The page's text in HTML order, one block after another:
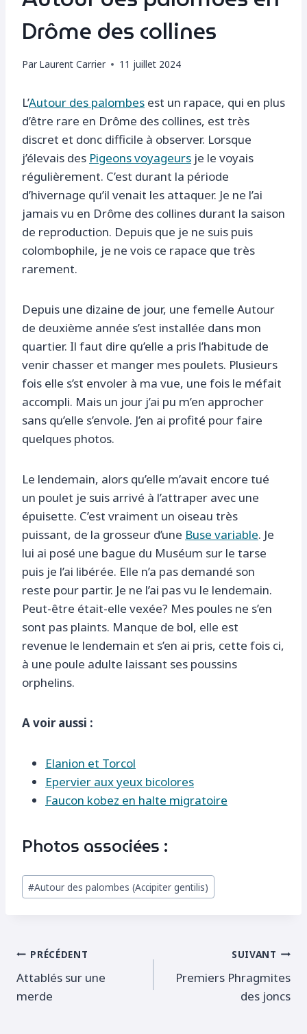
Drôme des collines
Par Laurent Carrier 11 juillet 2024
L’Autour des palombes est un rapace, qui en plus
d’être rare en Drôme des collines, est très
discret et donc difficile à observer. Lorsque
j’élevais des Pigeons voyageurs je le voyais
régulièrement. C’est durant la période
d’hivernage qu’il venait les attaquer. Je ne l’ai
jamais vu en Drôme des collines durant la saison
de reproduction. Depuis que je ne suis puis
colombophile, je ne vois ce rapace que très
rarement.
Depuis une dizaine de jour, une femelle Autour
de deuxième année s’est installée dans mon
quartier. Il faut dire qu’elle a pris l’habitude de
venir chasser et manger mes poulets. Plusieurs
fois elle s’st envoler à ma vue, une fois le méfait
accompli. Mais un jour j’ai pu m’en approcher
sans qu’elle s’envole. J’en ai profité pour faire
quelques photos.
Le lendemain, alors qu’elle m’avait encore tué
un poulet je suis arrivé à l’attraper avec une
épuisette. C’est vraiment un oiseau très
puissant, de la grosseur d’une Buse variable. Je
lui ai posé une bague du Muséum sur le tarse
puis je l’ai libérée. Elle n’a pas demandé son
reste pour partir. Je ne l’ai pas vu le lendemain.
Peut-être était-elle vexée? Mes poules ne s’en
sont pas plaints. Manque de bol, elle est
revenue le lendemain et s’en ai pris, cette fois ci,
à une poule adulte laissant ses poussins
orphelins.
A voir aussi :
Elanion et Torcol
Epervier aux yeux bicolores
Faucon kobez en halte migratoire
Photos associées :
Étiquettes
de
#Autour des palombes (Accipiter gentilis)
Navigation
de
PRÉCÉDENT
Attablés sur une
merde
SUIVANT
Premiers Phragmites
des joncs